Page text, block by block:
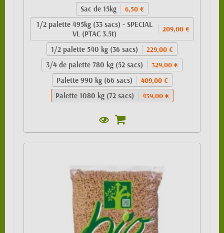
Sac de 15kg 6,50 €
1/2 palette 495kg (33 sacs) - SPECIAL
VL (PTAC 3.5t)
209,00 €
1/2 palette 540 kg (36 sacs) 229,00 €
3/4 de palette 780 kg (52 sacs) 329,00 €
Palette 990 kg (66 sacs) 409,00 €
Palette 1080 kg (72 sacs) 439,00 €